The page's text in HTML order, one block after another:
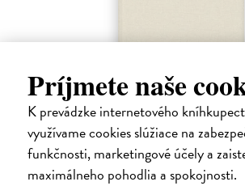
Príjmete naše
K prevádzke internetového
využívame cookies slúžiace na
funkčnosti, marketingové účely a
maximálneho pohodlia a spokojnosti.
Catalogue of Endings
Jenča Martin, Poliačiková Katarína | Kniha
Endings come in every flavour. They can be
graceful or messy, liberating or devastating.